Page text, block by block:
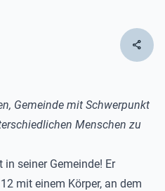
share
Gemeinde mit Schwerpunkt
Menschen zu
seiner Gemeinde! Er
mit einem Körper, an dem